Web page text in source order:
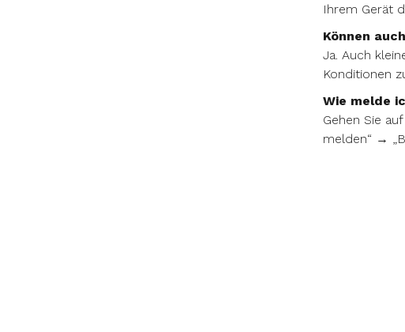
Ihrem Gerät
Können
Ja. Auch
Konditionen
Wie melde
Gehen Sie
melden“ →